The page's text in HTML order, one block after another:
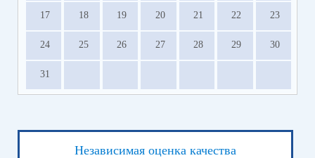
17 18 19 20 21 22 23
24 25 26 27 28 29 30
31
Независимая оценка качества